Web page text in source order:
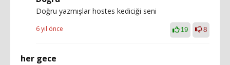
Doğru yazmışlar hostes kediciği seni
6 yıl önce 19 8
her gece